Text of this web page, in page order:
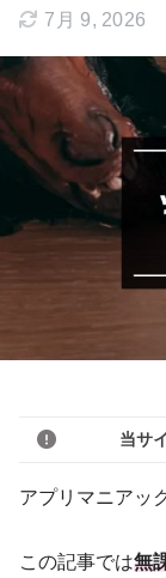
7月 9, 2026
当サ
アプリマニアッ
この記事では無